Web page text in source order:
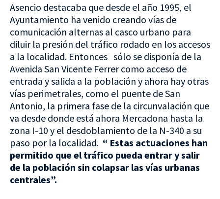
Asencio destacaba que desde el año 1995, el
Ayuntamiento ha venido creando vías de
comunicación alternas al casco urbano para
diluir la presión del tráfico rodado en los accesos
a la localidad. Entonces sólo se disponía de la
Avenida San Vicente Ferrer como acceso de
entrada y salida a la población y ahora hay otras
vías perimetrales, como el puente de San
Antonio, la primera fase de la circunvalación que
va desde donde está ahora Mercadona hasta la
zona I-10 y el desdoblamiento de la N-340 a su
paso por la localidad. “ Estas actuaciones han
permitido que el tráfico pueda entrar y salir
de la población sin colapsar las vías urbanas
centrales”.